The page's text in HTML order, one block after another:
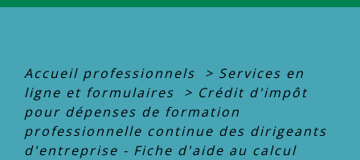
Accueil professionnels > Services en
ligne et formulaires
> Crédit d'impôt
pour dépenses de formation
professionnelle continue des dirigeants
d'entreprise - Fiche d'aide au calcul